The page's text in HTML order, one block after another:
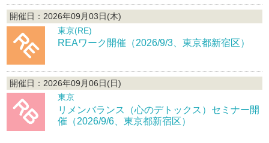
開催日：2026年09月03日(木)
東京(RE)
REAワーク開催（2026/9/3、東京都新宿区）
開催日：2026年09月06日(日)
東京
リメンバランス（心のデトックス）セミナー開
催（2026/9/6、東京都新宿区）